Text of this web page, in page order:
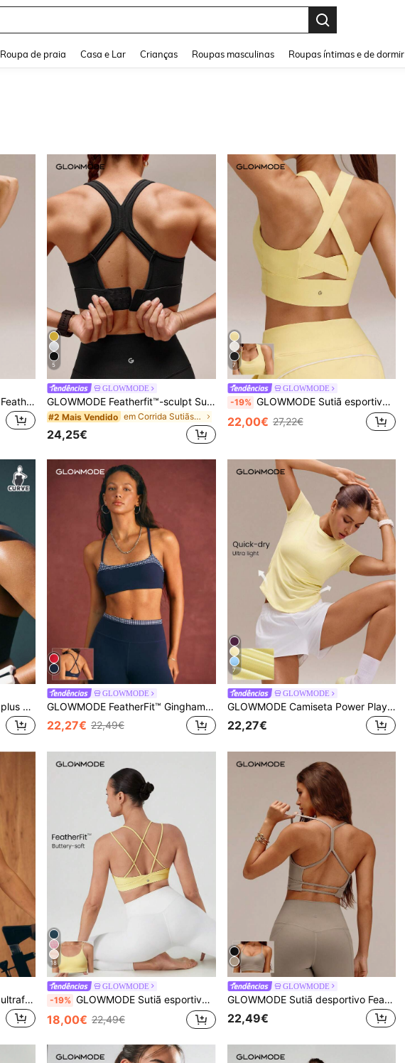
Roupa de praia Casa e Lar Crianças Roupas masculinas Roupas íntimas e de dormir
GLOWMODE Sutiã esportivo FeatherFit™-Sculpt com bojo embutido, decote em V, costas abertas e ajuste perfeito para corrida, caminhada, treino e academia.
5
GLOWMODE
GLOWMODE Featherfit™-sculpt Sutiã Esportivo De Racerback Com Decote Em V Média Sustentação
#2 Mais Vendido em Corrida Sutiãs desportivos femininos
24,25€
7
GLOWMODE
-19% GLOWMODE Sutiã esportivo FeatherFit™-Sculpt com cobertura total, suporte lateral, alças largas cruzadas e leve sustentação para ioga e uso diário. Ideal para atividades de baixo impacto.
22,00€ 27,22€
GLOWMODE Sutiã esportivo plus size OptiDry Gym Crusher com compressão, secagem rápida, bojo embutido e zíper frontal. Ideal para treinos de impacto médio, corrida e academia.
GLOWMODE
GLOWMODE FeatherFit™ Gingham Glow Sutiã Desportivo Macio com Absorção de Suor, Acabamento Xadrez, Logótipo Estilo Varsity, Copos Removíveis, Baixo Impacto, Yoga, Estúdio de Pilates, Uso Diário
22,27€ 22,49€
7
GLOWMODE
GLOWMODE Camiseta Power Play Quick-Dry Fitted para Academia
22,27€
GLOWMODE Sutiã esportivo ultrafino, macio, sem costuras, com textura canelada, costas abertas, alças grossas e bojo removível. Ideal para treinos de impacto médio na academia e para atividades físicas.
18
GLOWMODE
-19% GLOWMODE Sutiã esportivo com alças FeatherFit™, regata vermelha, ioga de baixo impacto, diário
18,00€ 22,49€
GLOWMODE
GLOWMODE Sutiã desportivo FeatherFit™ Strap Me In com tiras, costas abertas, corte longo, copas removíveis, baixo impacto, para ioga, pilates, estúdio, uso diário e casual
22,49€